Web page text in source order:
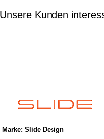
Unsere Kunden
Marke: Slide Design